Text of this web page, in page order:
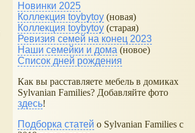
Новинки 2025
Коллекция toybytoy (новая)
Коллекция toybytoy (старая)
Ревизия семей на конец 2023
Наши семейки и дома (новое)
Список дней рождения
Как вы расставляете мебель в домиках
Sylvanian Families? Добавляйте фото
здесь!
Подборка статей о Sylvanian Families с